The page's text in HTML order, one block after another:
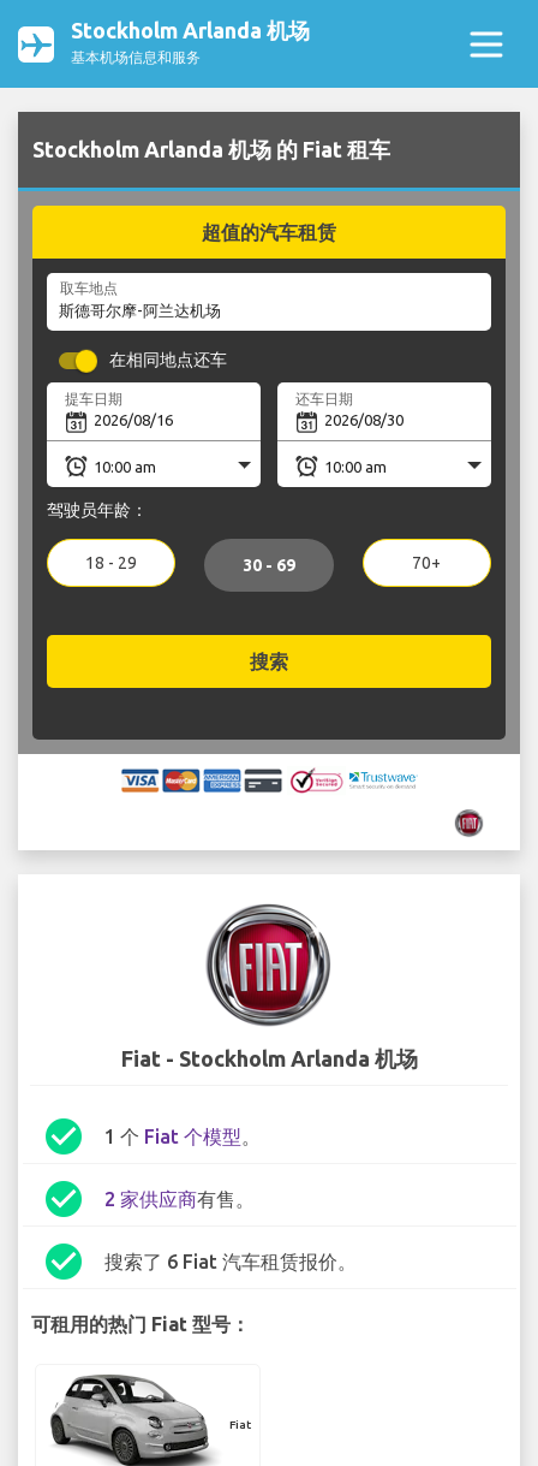
Stockholm Arlanda 机场
基本机场信息和服务
Stockholm Arlanda 机场 的 Fiat 租车
超值的汽车租赁
取车地点
在相同地点还车
提车日期 还车日期
驾驶员年龄：
18 - 29 30 - 69 70+
搜索
Fiat - Stockholm Arlanda 机场
check_circle 1 个 Fiat 个模型。
check_circle 2 家供应商有售。
check_circle 搜索了 6 Fiat 汽车租赁报价。
可租用的热门 Fiat 型号：
Fiat